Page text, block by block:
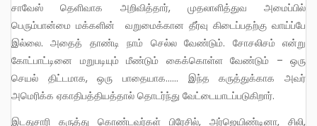
சாவேஸ் தெளிவாக அறிவித்தார், முதலாளித்துவ அமைப்பில்
பெரும்பான்மை மக்களின் வறுமைக்கான தீர்வு கிடைப்பதற்கு வாய்ப்பே
இல்லை. அதைத் தாண்டி நாம் செல்ல வேண்டும். சோசலிசம் என்று
கோட்பாட்டினை மறுபடியும் மீண்டும் கைக்கொள்ள வேண்டும் – ஒரு
செயல் திட்டமாக, ஒரு பாதையாக…… இந்த கருத்துக்காக அவர்
அமெரிக்க ஏகாதிபத்தியத்தால் தொடர்ந்து வேட்டையாடப்படுகிறார்.
இடதுசாரி கருத்து கொண்டவர்கள் பிரேசில், அர்ஜெயிண்டினா, சிலி,